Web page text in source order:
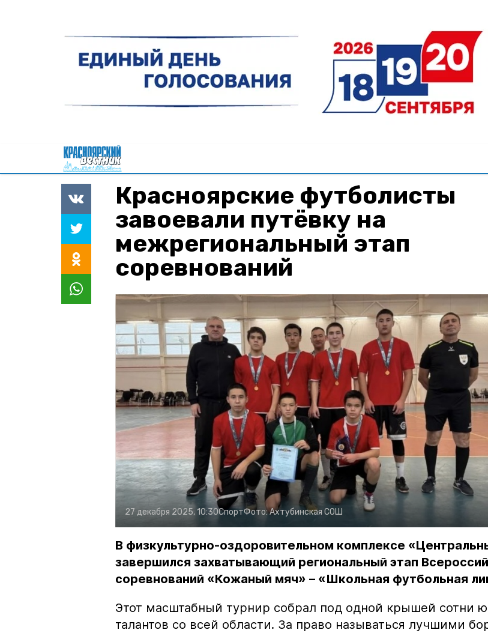
Красноярские футболисты
завоевали путёвку на
межрегиональный этап
соревнований
27 декабря 2025, 10:30СпортФото:Ахтубинская СОШ
В физкультурно-оздоровительном комплексе
завершился захватывающий региональный этап
соревнований «Кожаный мяч» – «Школьная футбольная
Этот масштабный турнир собрал под одной крышей сотни
талантов со всей области. За право называться лучшими